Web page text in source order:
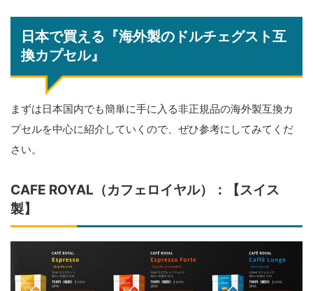
日本で買える『海外製のドルチェグスト互
換カプセル』
まずは日本国内でも簡単に手に入る非正規品の海外製互換カ
プセルを中心に紹介していくので、ぜひ参考にしてみてくだ
さい。
CAFE ROYAL（カフェロイヤル）：【スイス
製】